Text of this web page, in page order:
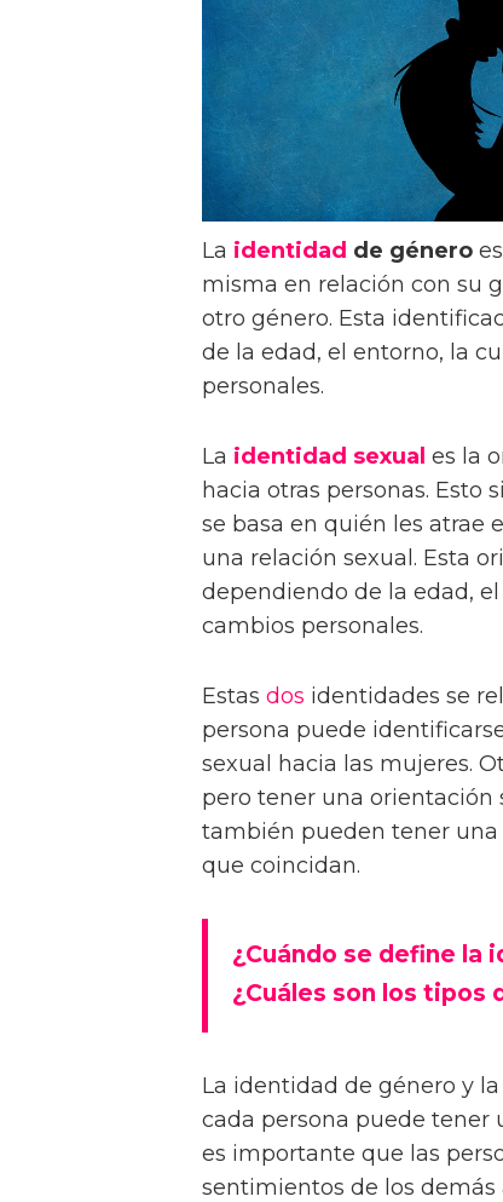
La identidad de género
misma en relación con su
otro género. Esta
de la edad, el entorno, la
personales.
La identidad sexual es la
hacia otras personas.
se basa en quién les atrae
una relación sexual. Esta
dependiendo de la edad,
cambios personales.
Estas dos identidades se
persona puede
sexual hacia las mujeres.
pero tener una orientación
también pueden tener una
que coincidan.
¿Cuándo se define la
¿Cuáles son los tipos
La identidad de género y
cada persona puede tener
es importante que las
sentimientos de los